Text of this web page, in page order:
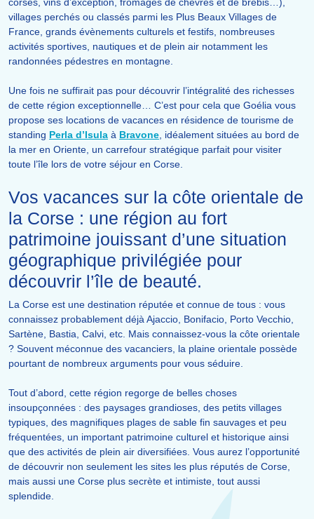
villages perchés ou classés parmi les Plus Beaux Villages de
France, grands évènements culturels et festifs, nombreuses
activités sportives, nautiques et de plein air notamment les
randonnées pédestres en montagne.
Une fois ne suffirait pas pour découvrir l’intégralité des richesses
de cette région exceptionnelle… C’est pour cela que Goélia vous
propose ses locations de vacances en résidence de tourisme de
standing Perla d’Isula à Bravone , idéalement situées au bord de
la mer en Oriente, un carrefour stratégique parfait pour visiter
toute l’île lors de votre séjour en Corse.
Vos vacances sur la côte orientale de
la Corse : une région au fort
patrimoine jouissant d’une situation
géographique privilégiée pour
découvrir l’île de beauté.
La Corse est une destination réputée et connue de tous : vous
connaissez probablement déjà Ajaccio, Bonifacio, Porto Vecchio,
Sartène, Bastia, Calvi, etc. Mais connaissez-vous la côte orientale
? Souvent méconnue des vacanciers, la plaine orientale possède
pourtant de nombreux arguments pour vous séduire.
Tout d’abord, cette région regorge de belles choses
insoupçonnées : des paysages grandioses, des petits villages
typiques, des magnifiques plages de sable fin sauvages et peu
fréquentées, un important patrimoine culturel et historique ainsi
que des activités de plein air diversifiées. Vous aurez l’opportunité
de découvrir non seulement les sites les plus réputés de Corse,
mais aussi une Corse plus secrète et intimiste, tout aussi
splendide.